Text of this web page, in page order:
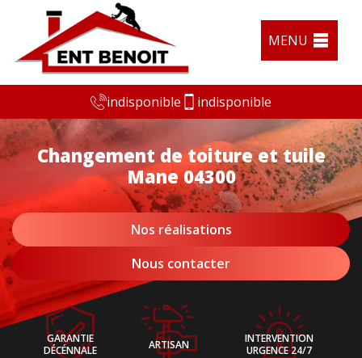
MENU
indisponible indisponible
Changement de toiture et tuile
Mane 04300
Nos réalisations
Nous contacter
GARANTIE
DÉCÉNNALE
ARTISAN
INTERVENTION
URGENCE 24/7